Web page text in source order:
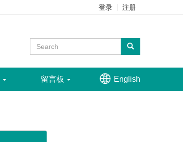
登录 注册
留言板  English